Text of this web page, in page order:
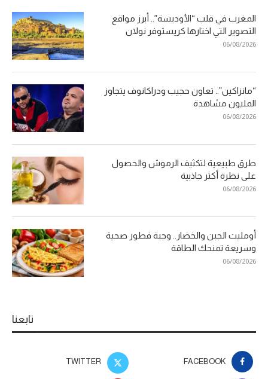
المغرب في قلب “الأوديسة”.. أبرز مواقع
التصوير التي اختارها كريستوفر نولان
06/08/2026
“مانزاكين”.. تعاون حجيب ودراكانوف يتجاوز
المليون مشاهدة
06/08/2026
طرق طبيعية لتكثيف الرموش والحصول
على نظرة أكثر جاذبية
06/08/2026
أومليت الجبن والخضار.. وجبة فطور صحية
وسريعة تمنحك الطاقة
06/08/2026
تابعنا
FACEBOOK
TWITTER